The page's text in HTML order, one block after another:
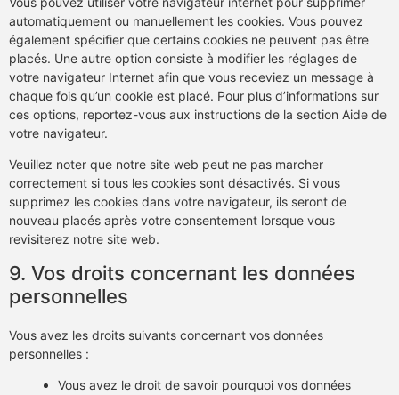
automatiquement ou manuellement les cookies. Vous pouvez
également spécifier que certains cookies ne peuvent pas être
placés. Une autre option consiste à modifier les réglages de
votre navigateur Internet afin que vous receviez un message à
chaque fois qu’un cookie est placé. Pour plus d’informations sur
ces options, reportez-vous aux instructions de la section Aide de
votre navigateur.
Veuillez noter que notre site web peut ne pas marcher
correctement si tous les cookies sont désactivés. Si vous
supprimez les cookies dans votre navigateur, ils seront de
nouveau placés après votre consentement lorsque vous
revisiterez notre site web.
9. Vos droits concernant les données
personnelles
Vous avez les droits suivants concernant vos données
personnelles :
Vous avez le droit de savoir pourquoi vos données